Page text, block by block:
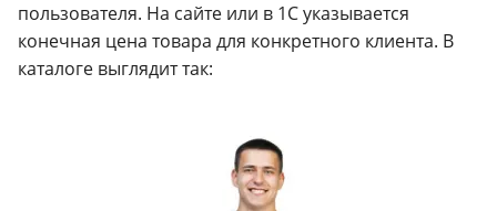
пользователя. На сайте или в 1С указывается
конечная цена товара для конкретного клиента. В
каталоге выглядит так: